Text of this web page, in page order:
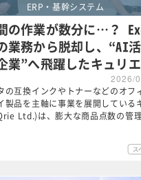
ERP・基幹システム
の作業が数分に…？
業務から脱却し、“AI
業”へ飛躍したキュリ
2026/
の互換インクやトナーなどのオフ
製品を主軸に事業を展開している
Ltd.)は、膨大な商品点数の管